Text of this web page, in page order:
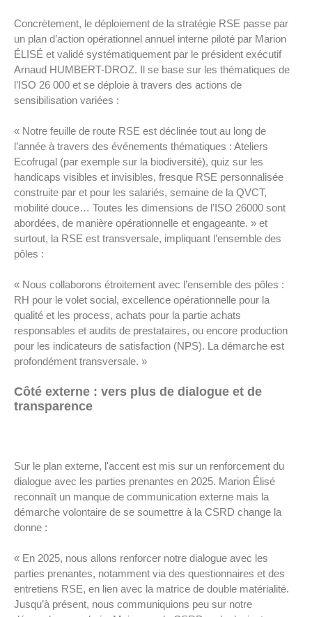
Concrètement, le déploiement de la stratégie RSE passe par
un plan d’action opérationnel annuel interne piloté par Marion
ÉLISÉ et validé systématiquement par le président exécutif
Arnaud HUMBERT-DROZ. Il se base sur les thématiques de
l’ISO 26 000 et se déploie à travers des actions de
sensibilisation variées :
« Notre feuille de route RSE est déclinée tout au long de
l’année à travers des événements thématiques : Ateliers
Ecofrugal (par exemple sur la biodiversité), quiz sur les
handicaps visibles et invisibles, fresque RSE personnalisée
construite par et pour les salariés, semaine de la QVCT,
mobilité douce… Toutes les dimensions de l’ISO 26000 sont
abordées, de manière opérationnelle et engageante. » et
surtout, la RSE est transversale, impliquant l’ensemble des
pôles :
« Nous collaborons étroitement avec l’ensemble des pôles :
RH pour le volet social, excellence opérationnelle pour la
qualité et les process, achats pour la partie achats
responsables et audits de prestataires, ou encore production
pour les indicateurs de satisfaction (NPS). La démarche est
profondément transversale. »
Côté externe : vers plus de dialogue et de
transparence
Sur le plan externe, l'accent est mis sur un renforcement du
dialogue avec les parties prenantes en 2025. Marion Élisé
reconnaît un manque de communication externe mais la
démarche volontaire de se soumettre à la CSRD change la
donne :
« En 2025, nous allons renforcer notre dialogue avec les
parties prenantes, notamment via des questionnaires et des
entretiens RSE, en lien avec la matrice de double matérialité.
Jusqu’à présent, nous communiquions peu sur notre